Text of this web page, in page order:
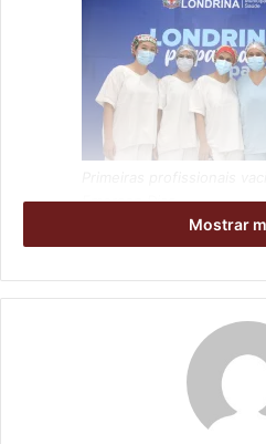
Emerson Dias
Enfermagem Rosimeire
das doses, a expectativa é de
porque a gente tem muito
levar para casa, mas a
ano foi atípico, sofrido;
Mostrar